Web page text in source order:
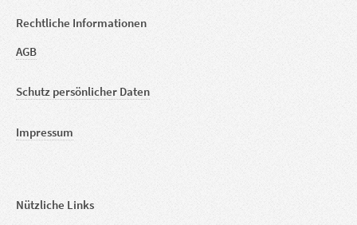
Rechtliche Informationen
AGB
Schutz persönlicher Daten
Impressum
Nützliche Links